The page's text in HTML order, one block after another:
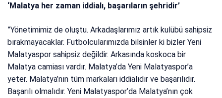
‘Malatya her zaman iddialı, başarıların şehridir’
”Yönetimimiz de oluştu. Arkadaşlarımız artık kulübü sahipsiz
bırakmayacaklar. Futbolcularımızda bilsinler ki bizler Yeni
Malatyaspor sahipsiz değildir. Arkasında koskoca bir
Malatya camiası vardır. Malatya’da Yeni Malatyaspor’a
yeter. Malatya’nın tüm markaları iddialıdır ve başarılıdır.
Başarılı olmalıdır. Yeni Malatyaspor’da Malatya’nın çok